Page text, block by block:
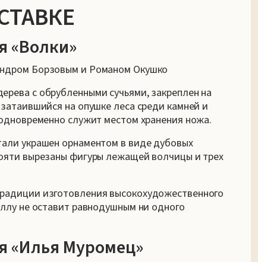
«Волки»
Борзовым и Романом Окушко
с обрубленными сучьями, закреплен на
на опушке леса среди камней и
служит местом хранения ножа.
украшен орнаментом в виде дубовых
вырезаны фигуры лежащей волчицы и трех
изготовления высокохудожественного
не оставит равнодушным ни одного
«Илья Муромец»